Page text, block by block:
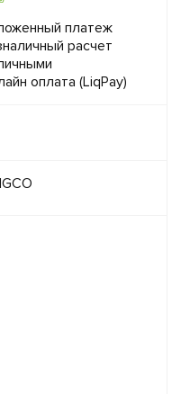
платеж
расчет
оплата (LiqPay)